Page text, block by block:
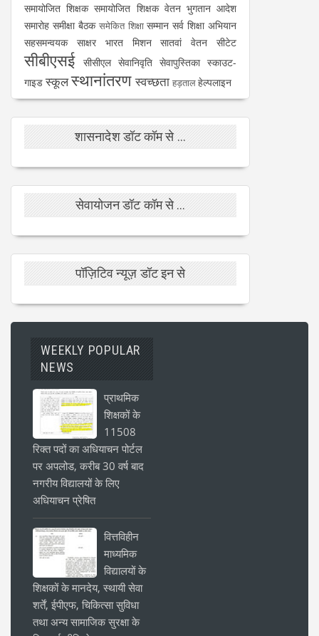
समायोजित शिक्षक समायोजित शिक्षक वेतन भुगतान आदेश
समारोह समीक्षा बैठक समेकित शिक्षा सम्मान सर्व शिक्षा अभियान
सहसमन्वयक
साक्षर भारत मिशन सातवां वेतन सीटेट
सीबीएसई सीसीएल सेवानिवृति सेवापुस्तिका स्काउट-
गाइड स्कूलस्थानांतरण स्वच्छता हड़तालहेल्पलाइन
शासनादेश डॉट कॉम से ...
सेवायोजन डॉट कॉम से ...
पॉज़िटिव न्यूज़ डॉट इन से
WEEKLY POPULAR
NEWS
प्राथमिक
शिक्षकों के
11508
रिक्त पदों का अधियाचन पोर्टल
पर अपलोड, करीब 30 वर्ष बाद
नगरीय विद्यालयों के लिए
अधियाचन प्रेषित
वित्तविहीन
माध्यमिक
विद्यालयों के
शिक्षकों के मानदेय, स्थायी सेवा
शर्तें, ईपीएफ, चिकित्सा सुविधा
तथा अन्य सामाजिक सुरक्षा के